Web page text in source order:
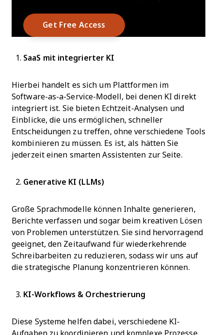
SaaS mit integrierter KI
Hierbei handelt es sich um Plattformen im
Software-as-a-Service-Modell, bei denen KI direkt
integriert ist. Sie bieten Echtzeit-Analysen und
Einblicke, die uns ermöglichen, schneller
Entscheidungen zu treffen, ohne verschiedene Tools
kombinieren zu müssen. Es ist, als hätten Sie
jederzeit einen smarten Assistenten zur Seite.
Generative KI (LLMs)
Große Sprachmodelle können Inhalte generieren,
Berichte verfassen und sogar beim kreativen Lösen
von Problemen unterstützen. Sie sind hervorragend
geeignet, den Zeitaufwand für wiederkehrende
Schreibarbeiten zu reduzieren, sodass wir uns auf
die strategische Planung konzentrieren können.
KI-Workflows & Orchestrierung
Diese Systeme helfen dabei, verschiedene KI-
Aufgaben zu koordinieren und komplexe Prozesse